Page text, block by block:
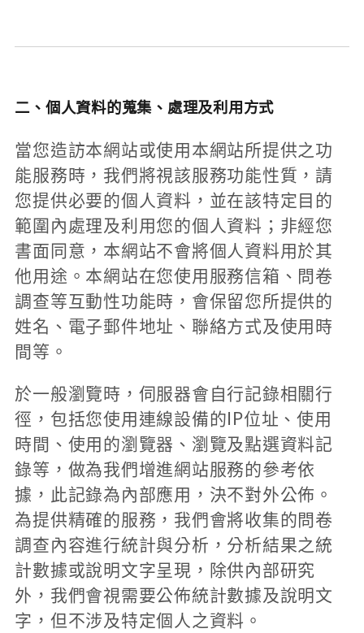
二、個人資料的蒐集、處理及利用方式
當您造訪本網站或使用本網站所提供之功
能服務時，我們將視該服務功能性質，請
您提供必要的個人資料，並在該特定目的
範圍內處理及利用您的個人資料；非經您
書面同意，本網站不會將個人資料用於其
他用途。本網站在您使用服務信箱、問卷
調查等互動性功能時，會保留您所提供的
姓名、電子郵件地址、聯絡方式及使用時
間等。
於一般瀏覽時，伺服器會自行記錄相關行
徑，包括您使用連線設備的IP位址、使用
時間、使用的瀏覽器、瀏覽及點選資料記
錄等，做為我們增進網站服務的參考依
據，此記錄為內部應用，決不對外公佈。
為提供精確的服務，我們會將收集的問卷
調查內容進行統計與分析，分析結果之統
計數據或說明文字呈現，除供內部研究
外，我們會視需要公佈統計數據及說明文
字，但不涉及特定個人之資料。